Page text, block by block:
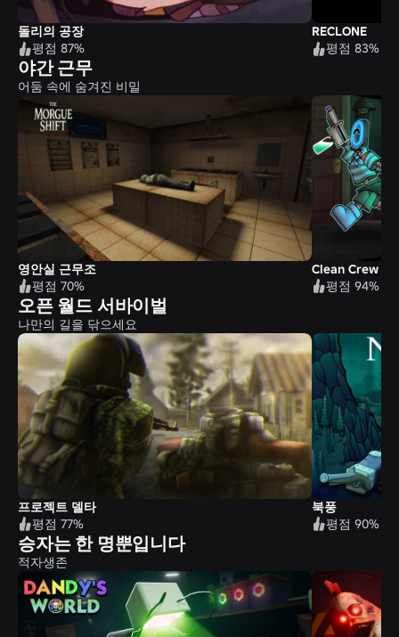
돌리의 공장
평점 87%
RECLONE
평점 83%
야간 근무
어둠 속에 숨겨진 비밀
영안실 근무조
평점 70%
Clean Crew
평점 94%
오픈 월드 서바이벌
나만의 길을 닦으세요
프로젝트 델타
평점 77%
북풍
평점 90%
승자는 한 명뿐입니다
적자생존